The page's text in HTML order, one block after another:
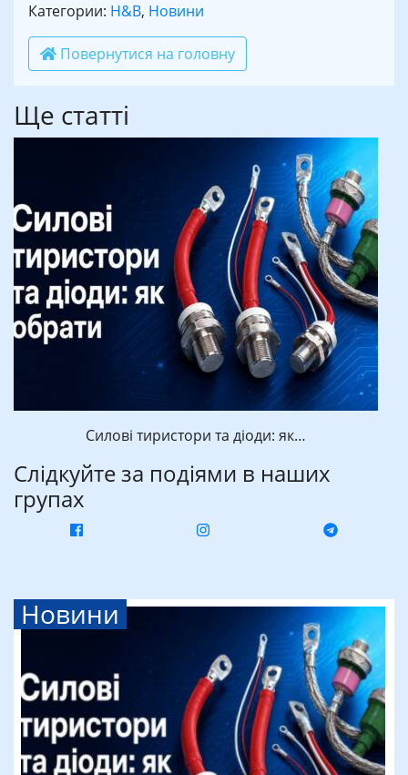
Категории: H&B, Новини
Повернутися на головну
Ще статті
Силові тиристори та діоди: як…
Слідкуйте за подіями в наших
групах
Новини